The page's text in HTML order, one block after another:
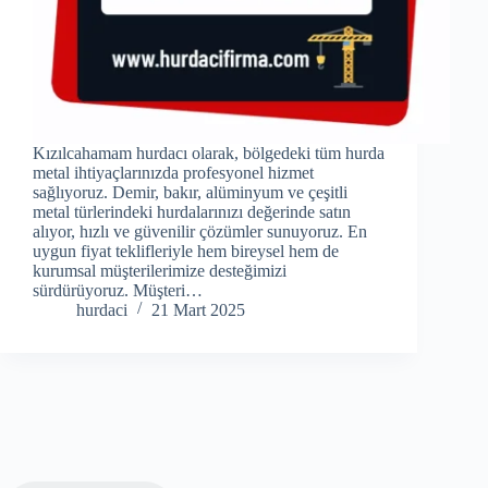
Kızılcahamam hurdacı olarak, bölgedeki tüm hurda
metal ihtiyaçlarınızda profesyonel hizmet
sağlıyoruz. Demir, bakır, alüminyum ve çeşitli
metal türlerindeki hurdalarınızı değerinde satın
alıyor, hızlı ve güvenilir çözümler sunuyoruz. En
uygun fiyat teklifleriyle hem bireysel hem de
kurumsal müşterilerimize desteğimizi
sürdürüyoruz. Müşteri…
hurdaci
21 Mart 2025